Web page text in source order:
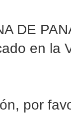
DE
en la
por